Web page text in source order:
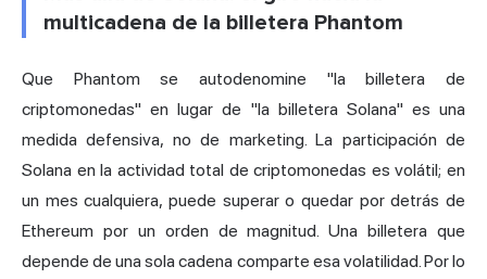
multicadena de la billetera Phantom
Que Phantom se autodenomine "labilletera de
criptomonedas" en lugar de "la billetera Solana" es una
medida defensiva, no de marketing. La participación de
Solana en la actividad total de criptomonedas es volátil; en
un mes cualquiera, puede superar o quedar por detrás de
Ethereum por un orden de magnitud. Una billetera que
depende de una sola cadena comparte esa volatilidad. Por lo